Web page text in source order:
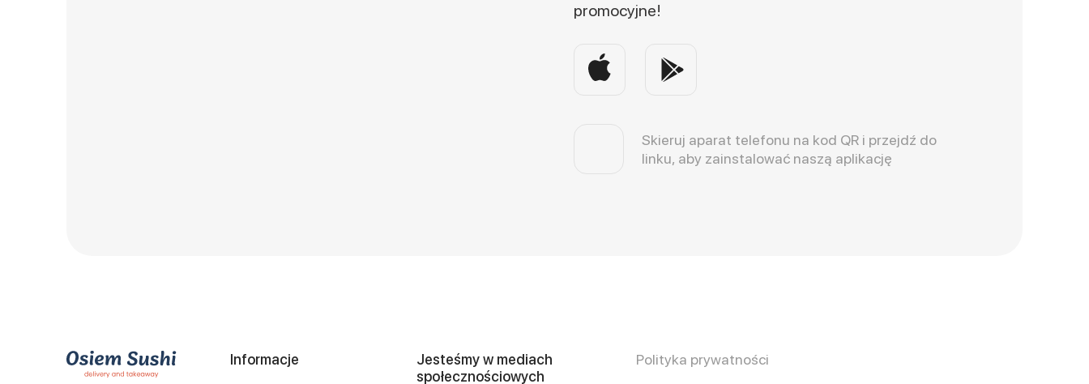
promocyjne!
Skieruj aparat telefonu na kod QR i przejdź do
linku, aby zainstalować naszą aplikację
Informacje
Jesteśmy w mediach
społecznościowych
Polityka prywatności